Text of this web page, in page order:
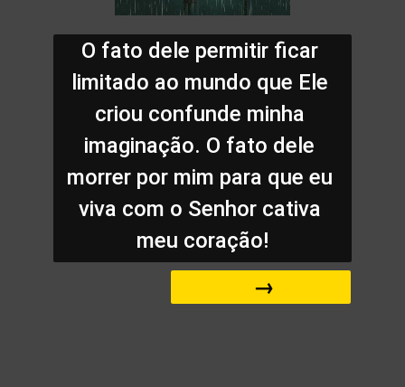
O fato dele permitir ficar
limitado ao mundo que Ele
criou confunde minha
imaginação. O fato dele
morrer por mim para que eu
viva com o Senhor cativa
meu coração!
→